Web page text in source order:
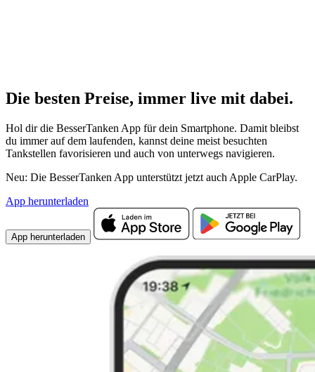
Die besten Preise, immer live mit dabei.
Hol dir die BesserTanken App für dein Smartphone. Damit bleibst
du immer auf dem laufenden, kannst deine meist besuchten
Tankstellen favorisieren und auch von unterwegs navigieren.
Neu: Die BesserTanken App unterstützt jetzt auch Apple CarPlay.
App herunterladen
App herunterladen